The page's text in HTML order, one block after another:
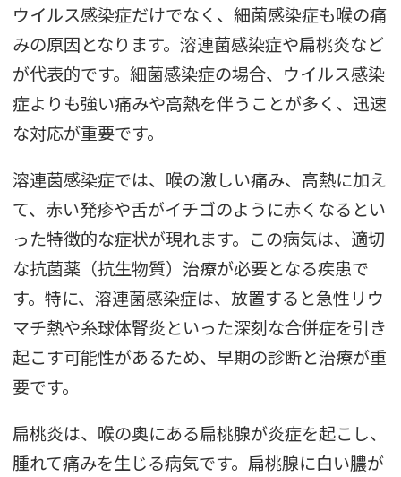
ウイルス感染症だけでなく、細菌感染症も喉の痛
みの原因となります。溶連菌感染症や扁桃炎など
が代表的です。細菌感染症の場合、ウイルス感染
症よりも強い痛みや高熱を伴うことが多く、迅速
な対応が重要です。
溶連菌感染症では、喉の激しい痛み、高熱に加え
て、赤い発疹や舌がイチゴのように赤くなるとい
った特徴的な症状が現れます。この病気は、適切
な抗菌薬（抗生物質）治療が必要となる疾患で
す。特に、溶連菌感染症は、放置すると急性リウ
マチ熱や糸球体腎炎といった深刻な合併症を引き
起こす可能性があるため、早期の診断と治療が重
要です。
扁桃炎は、喉の奥にある扁桃腺が炎症を起こし、
腫れて痛みを生じる病気です。扁桃腺に白い膿が